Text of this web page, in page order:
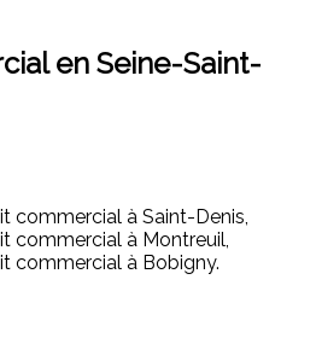
en Seine-Saint-
commercial à Saint-Denis,
commercial à Montreuil,
commercial à Bobigny.